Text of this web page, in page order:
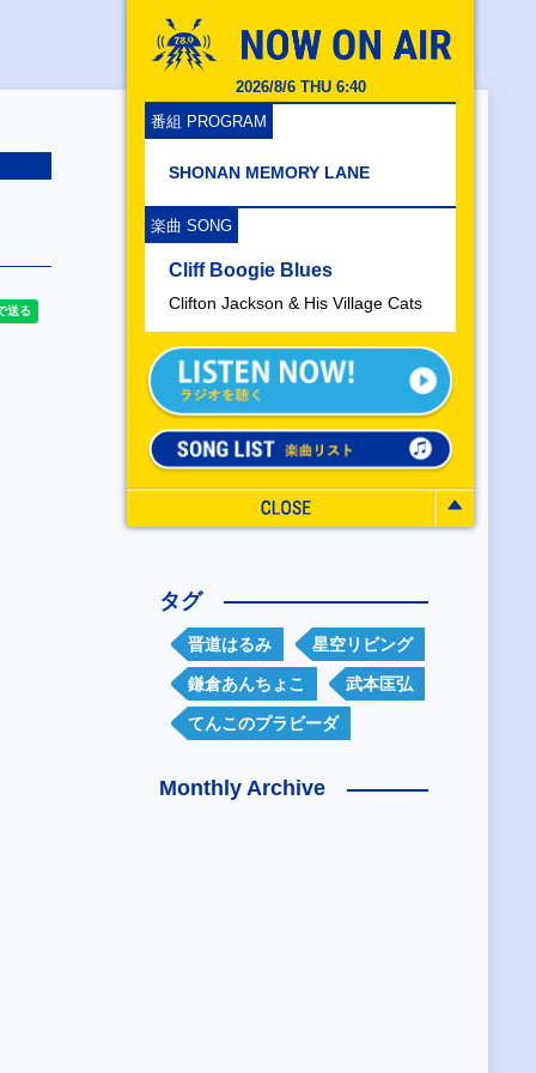
2026/8/6 THU 6:40
番組 PROGRAM
SHONAN MEMORY LANE
楽曲 SONG
Cliff Boogie Blues
Clifton Jackson & His Village Cats
タグ
晋道はるみ 星空リビング
鎌倉あんちょこ 武本匡弘
てんこのプラビーダ
Monthly Archive